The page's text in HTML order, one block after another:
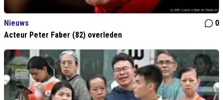
Nieuws
0
Acteur Peter Faber (82) overleden